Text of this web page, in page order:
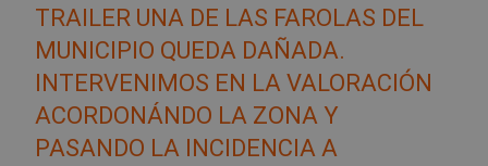
TRAILER UNA DE LAS FAROLAS DEL
MUNICIPIO QUEDA DAÑADA.
INTERVENIMOS EN LA VALORACIÓN
ACORDONÁNDO LA ZONA Y
PASANDO LA INCIDENCIA A